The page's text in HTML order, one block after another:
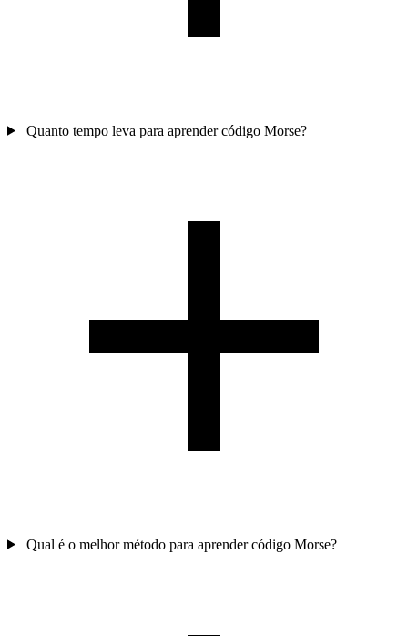
Quanto tempo leva para aprender código Morse?
Qual é o melhor método para aprender código Morse?